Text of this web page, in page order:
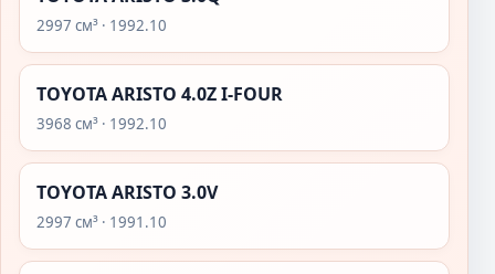
2997 см³ · 1992.10
TOYOTA ARISTO 4.0Z I-FOUR
3968 см³ · 1992.10
TOYOTA ARISTO 3.0V
2997 см³ · 1991.10